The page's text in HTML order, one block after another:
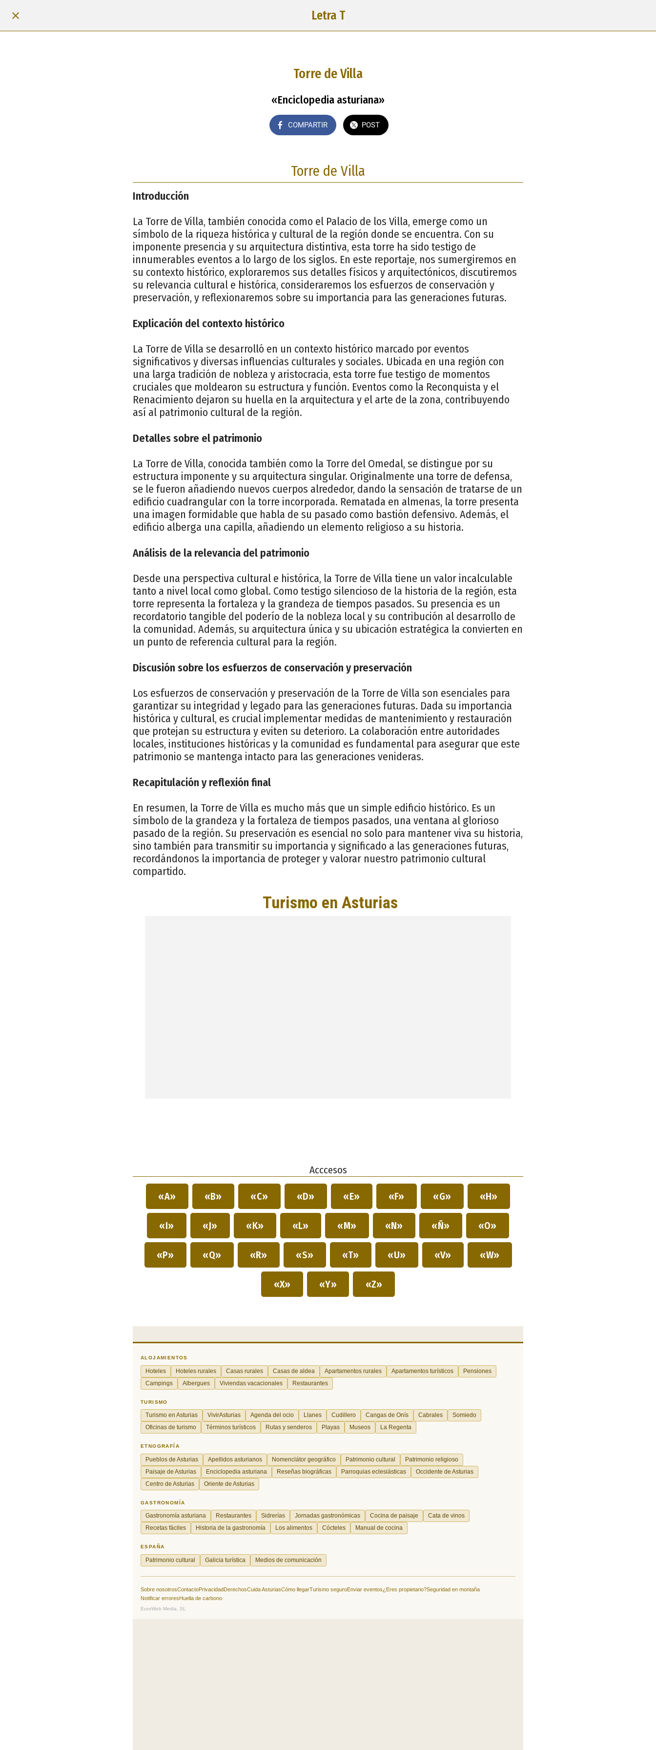
Letra T
Torre de Villa
«Enciclopedia asturiana»
COMPARTIR POST
Torre de Villa
Introducción
La Torre de Villa, también conocida como el Palacio de los Villa, emerge como un
símbolo de la riqueza histórica y cultural de la región donde se encuentra. Con su
imponente presencia y su arquitectura distintiva, esta torre ha sido testigo de
innumerables eventos a lo largo de los siglos. En este reportaje, nos sumergiremos en
su contexto histórico, exploraremos sus detalles físicos y arquitectónicos, discutiremos
su relevancia cultural e histórica, consideraremos los esfuerzos de conservación y
preservación, y reflexionaremos sobre su importancia para las generaciones futuras.
Explicación del contexto histórico
La Torre de Villa se desarrolló en un contexto histórico marcado por eventos
significativos y diversas influencias culturales y sociales. Ubicada en una región con
una larga tradición de nobleza y aristocracia, esta torre fue testigo de momentos
cruciales que moldearon su estructura y función. Eventos como la Reconquista y el
Renacimiento dejaron su huella en la arquitectura y el arte de la zona, contribuyendo
así al patrimonio cultural de la región.
Detalles sobre el patrimonio
La Torre de Villa, conocida también como la Torre del Omedal, se distingue por su
estructura imponente y su arquitectura singular. Originalmente una torre de defensa,
se le fueron añadiendo nuevos cuerpos alrededor, dando la sensación de tratarse de un
edificio cuadrangular con la torre incorporada. Rematada en almenas, la torre presenta
una imagen formidable que habla de su pasado como bastión defensivo. Además, el
edificio alberga una capilla, añadiendo un elemento religioso a su historia.
Análisis de la relevancia del patrimonio
Desde una perspectiva cultural e histórica, la Torre de Villa tiene un valor incalculable
tanto a nivel local como global. Como testigo silencioso de la historia de la región, esta
torre representa la fortaleza y la grandeza de tiempos pasados. Su presencia es un
recordatorio tangible del poderío de la nobleza local y su contribución al desarrollo de
la comunidad. Además, su arquitectura única y su ubicación estratégica la convierten en
un punto de referencia cultural para la región.
Discusión sobre los esfuerzos de conservación y preservación
Los esfuerzos de conservación y preservación de la Torre de Villa son esenciales para
garantizar su integridad y legado para las generaciones futuras. Dada su importancia
histórica y cultural, es crucial implementar medidas de mantenimiento y restauración
que protejan su estructura y eviten su deterioro. La colaboración entre autoridades
locales, instituciones históricas y la comunidad es fundamental para asegurar que este
patrimonio se mantenga intacto para las generaciones venideras.
Recapitulación y reflexión final
En resumen, la Torre de Villa es mucho más que un simple edificio histórico. Es un
símbolo de la grandeza y la fortaleza de tiempos pasados, una ventana al glorioso
pasado de la región. Su preservación es esencial no solo para mantener viva su historia,
sino también para transmitir su importancia y significado a las generaciones futuras,
recordándonos la importancia de proteger y valorar nuestro patrimonio cultural
compartido.
Acccesos
«A» «B» «C» «D» «E» «F» «G» «H»
«I» «J» «K» «L» «M» «N» «Ñ» «O»
«P» «Q» «R» «S» «T» «U» «V» «W»
«X» «Y» «Z»